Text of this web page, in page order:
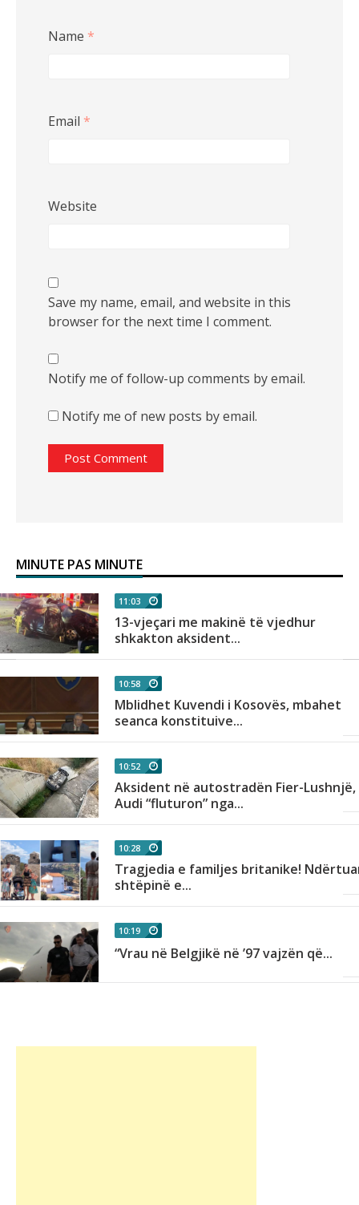
Name *
Email *
Website
Save my name, email, and website in this
browser for the next time I comment.
Notify me of follow-up comments by email.
Notify me of new posts by email.
MINUTE PAS MINUTE
11:03
13-vjeçari me makinë të vjedhur
shkakton aksident...
10:58
Mblidhet Kuvendi i Kosovës, mbahet
seanca konstituive...
10:52
Aksident në autostradën Fier-Lushnjë,
Audi “fluturon” nga...
10:28
Tragjedia e familjes britanike!
shtëpinë e...
10:19
“Vrau në Belgjikë në ’97 vajzën që...